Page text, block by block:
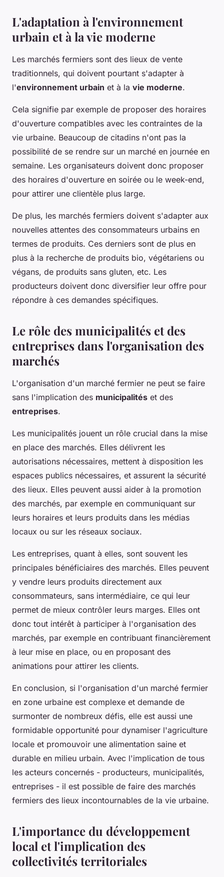
L'adaptation à l'environnement
urbain et à la vie moderne
Les marchés fermiers sont des lieux de vente
traditionnels, qui doivent pourtant s'adapter à
l'environnement urbain et à la vie moderne.
Cela signifie par exemple de proposer des horaires
d'ouverture compatibles avec les contraintes de la
vie urbaine. Beaucoup de citadins n'ont pas la
possibilité de se rendre sur un marché en journée en
semaine. Les organisateurs doivent donc proposer
des horaires d'ouverture en soirée ou le week-end,
pour attirer une clientèle plus large.
De plus, les marchés fermiers doivent s'adapter aux
nouvelles attentes des consommateurs urbains en
termes de produits. Ces derniers sont de plus en
plus à la recherche de produits bio, végétariens ou
végans, de produits sans gluten, etc. Les
producteurs doivent donc diversifier leur offre pour
répondre à ces demandes spécifiques.
Le rôle des municipalités et des
entreprises dans l'organisation des
marchés
L'organisation d'un marché fermier ne peut se faire
sans l'implication des municipalités et des
entreprises.
Les municipalités jouent un rôle crucial dans la mise
en place des marchés. Elles délivrent les
autorisations nécessaires, mettent à disposition les
espaces publics nécessaires, et assurent la sécurité
des lieux. Elles peuvent aussi aider à la promotion
des marchés, par exemple en communiquant sur
leurs horaires et leurs produits dans les médias
locaux ou sur les réseaux sociaux.
Les entreprises, quant à elles, sont souvent les
principales bénéficiaires des marchés. Elles peuvent
y vendre leurs produits directement aux
consommateurs, sans intermédiaire, ce qui leur
permet de mieux contrôler leurs marges. Elles ont
donc tout intérêt à participer à l'organisation des
marchés, par exemple en contribuant financièrement
à leur mise en place, ou en proposant des
animations pour attirer les clients.
En conclusion, si l'organisation d'un marché fermier
en zone urbaine est complexe et demande de
surmonter de nombreux défis, elle est aussi une
formidable opportunité pour dynamiser l'agriculture
locale et promouvoir une alimentation saine et
durable en milieu urbain. Avec l'implication de tous
les acteurs concernés - producteurs, municipalités,
entreprises - il est possible de faire des marchés
fermiers des lieux incontournables de la vie urbaine.
L'importance du développement
local et l'implication des
collectivités territoriales